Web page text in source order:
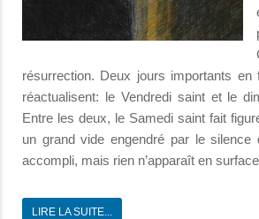
résurrection. Deux jours importants en
réactualisent: le Vendredi saint et le
Entre les deux, le Samedi saint fait
un grand vide engendré par le
accompli, mais rien n’apparaît en
LIRE LA SUITE...